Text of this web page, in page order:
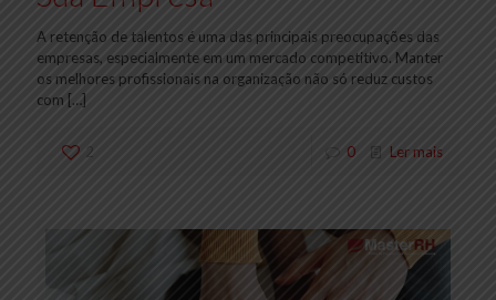
A retenção de talentos é uma das principais preocupações das
empresas, especialmente em um mercado competitivo. Manter
os melhores profissionais na organização não só reduz custos
com […]
2 0 Ler mais